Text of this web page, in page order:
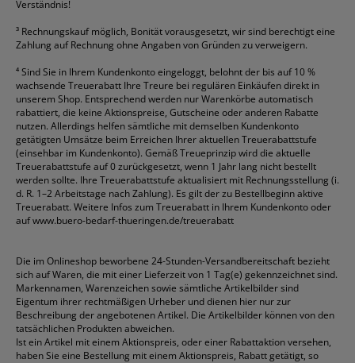
Verständnis!
³ Rechnungskauf möglich, Bonität vorausgesetzt, wir sind berechtigt eine
Zahlung auf Rechnung ohne Angaben von Gründen zu verweigern.
⁴Sind Sie in Ihrem Kundenkonto eingeloggt, belohnt der bis auf 10 %
wachsende Treuerabatt Ihre Treure bei regulären Einkäufen direkt in
unserem Shop. Entsprechend werden nur Warenkörbe automatisch
rabattiert, die keine Aktionspreise, Gutscheine oder anderen Rabatte
nutzen. Allerdings helfen sämtliche mit demselben Kundenkonto
getätigten Umsätze beim Erreichen Ihrer aktuellen Treuerabattstufe
(einsehbar im Kundenkonto). Gemäß Treueprinzip wird die aktuelle
Treuerabattstufe auf 0 zurückgesetzt, wenn 1 Jahr lang nicht bestellt
werden sollte. Ihre Treuerabattstufe aktualisiert mit Rechnungsstellung (i.
d. R. 1–2 Arbeitstage nach Zahlung). Es gilt der zu Bestellbeginn aktive
Treuerabatt. Weitere Infos zum Treuerabatt in Ihrem Kundenkonto oder
aufwww.buero-bedarf-thueringen.de/treuerabatt
Die im Onlineshop beworbene 24-Stunden-Versandbereitschaft bezieht
sich auf Waren, die mit einer Lieferzeit von 1 Tag(e) gekennzeichnet sind.
Markennamen, Warenzeichen sowie sämtliche Artikelbilder sind
Eigentum ihrer rechtmäßigen Urheber und dienen hier nur zur
Beschreibung der angebotenen Artikel. Die Artikelbilder können von den
tatsächlichen Produkten abweichen.
Ist ein Artikel mit einem Aktionspreis, oder einer Rabattaktion versehen,
haben Sie eine Bestellung mit einem Aktionspreis, Rabatt getätigt, so